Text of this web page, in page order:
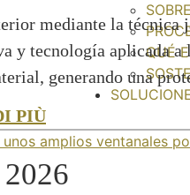
SOBRE
QUÉ
mediante la técnica
y tecnología aplicada a
generando una
PIÙ